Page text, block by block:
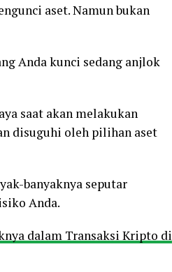
aset. Namun bukan
Anda kunci sedang anjlok
saat akan melakukan
disuguhi oleh pilihan aset
banyaknya seputar
Anda.
dalam Transaksi Kripto di